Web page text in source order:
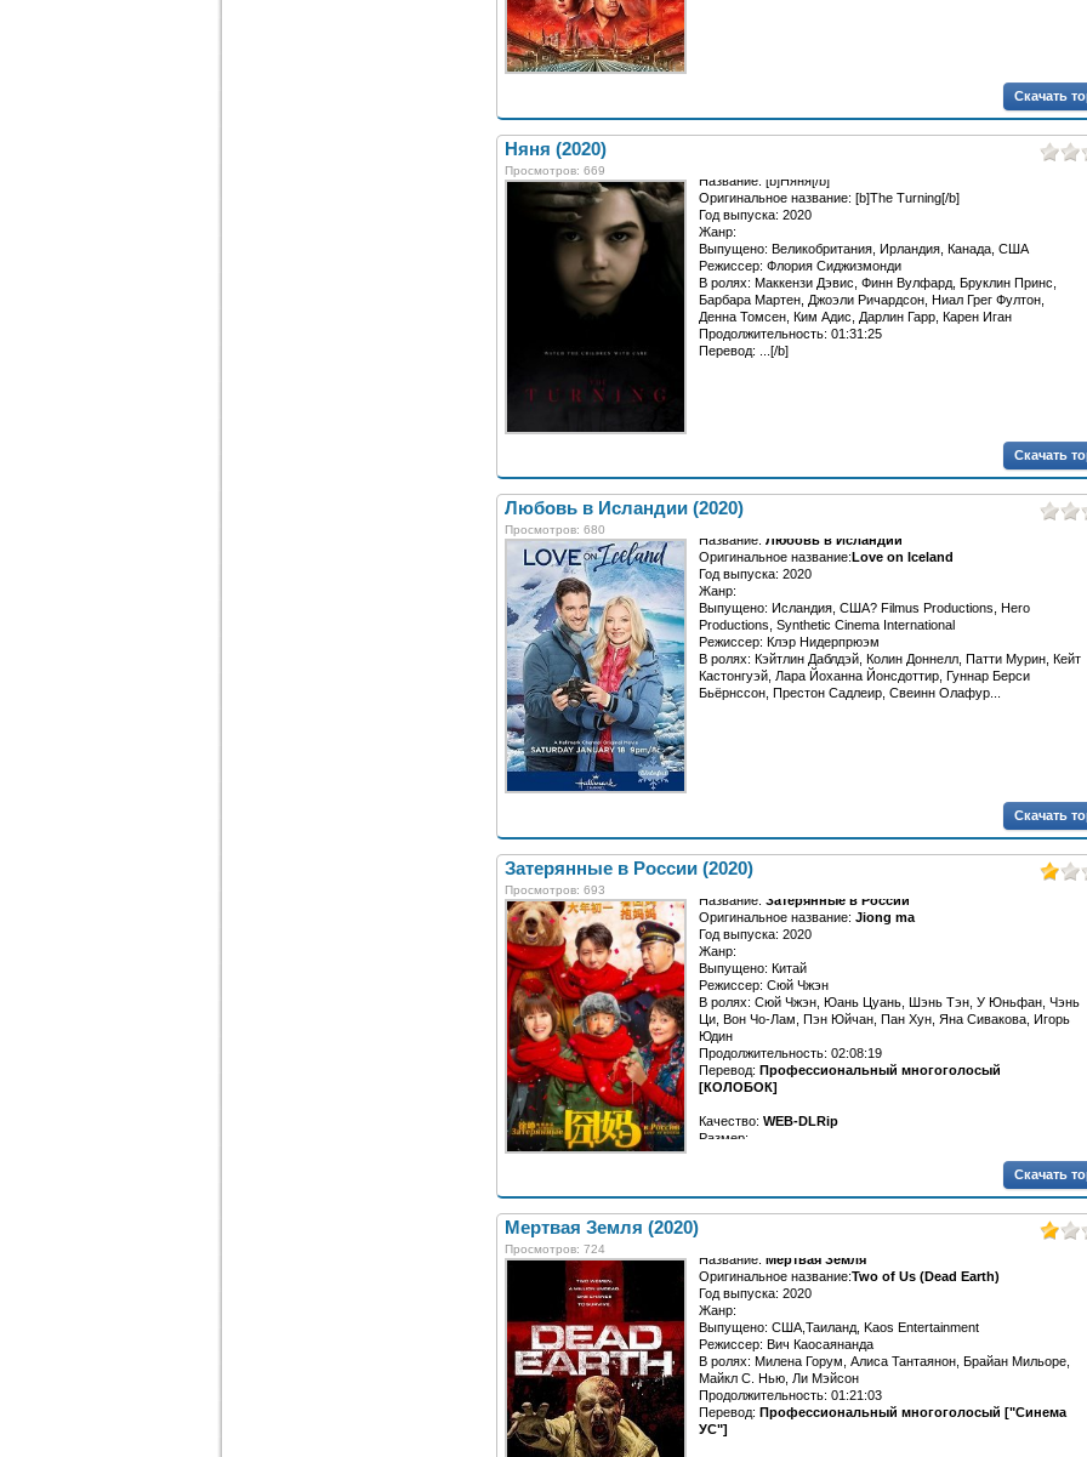
Скачать
Няня (2020)
Просмотров: 669
Название: [b]Няня[/b]
Оригинальное название: [b]The Turning[/b]
Год выпуска: 2020
Жанр:
Выпущено: Великобритания, Ирландия, Канада, США
Режиссер: Флория Сиджизмонди
В ролях: Маккензи Дэвис, Финн Вулфард, Бруклин Принс,
Барбара Мартен, Джоэли Ричардсон, Ниал Грег Фултон,
Денна Томсен, Ким Адис, Дарлин Гарр, Карен Иган
Продолжительность: 01:31:25
Перевод: ...[/b]
Скачать
Любовь в Исландии (2020)
Просмотров: 680
Название: Любовь в Исландии
Оригинальное название: Love on Iceland
Год выпуска: 2020
Жанр:
Выпущено: Исландия, США? Filmus Productions, Hero
Productions, Synthetic Cinema International
Режиссер: Клэр Нидерпрюэм
В ролях: Кэйтлин Даблдэй, Колин Доннелл, Патти Мурин, Кейт
Кастонгуэй, Лара Йоханна Йонсдоттир, Гуннар Берси
Бьёрнссон, Престон Садлеир, Свеинн Олафур...
Скачать
Затерянные в России (2020)
Просмотров: 693
Название: Затерянные в России
Оригинальное название: Jiong ma
Год выпуска: 2020
Жанр:
Выпущено: Китай
Режиссер: Сюй Чжэн
В ролях: Сюй Чжэн, Юань Цуань, Шэнь Тэн, У Юньфан, Чэнь
Ци, Вон Чо-Лам, Пэн Юйчан, Пан Хун, Яна Сивакова, Игорь
Юдин
Продолжительность: 02:08:19
Перевод: Профессиональный многоголосый
[КОЛОБОК]
Качество: WEB-DLRip
Размер:...
Скачать
Мертвая Земля (2020)
Просмотров: 724
Название: Мёртвая Земля
Оригинальное название:Two of Us (Dead Earth)
Год выпуска: 2020
Жанр:
Выпущено: США,Таиланд, Kaos Entertainment
Режиссер: Вич Каосаянанда
В ролях: Милена Горум, Алиса Тантаянон, Брайан Мильоре,
Майкл С. Нью, Ли Мэйсон
Продолжительность: 01:21:03
Перевод: Профессиональный многоголосый ["Синема
УС"]